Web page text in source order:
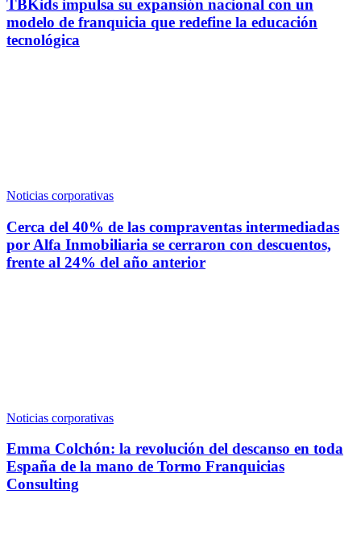
TBKids impulsa su expansión nacional con un
modelo de franquicia que redefine la educación
tecnológica
Noticias corporativas
Cerca del 40% de las compraventas intermediadas
por Alfa Inmobiliaria se cerraron con descuentos,
frente al 24% del año anterior
Noticias corporativas
Emma Colchón: la revolución del descanso en toda
España de la mano de Tormo Franquicias
Consulting